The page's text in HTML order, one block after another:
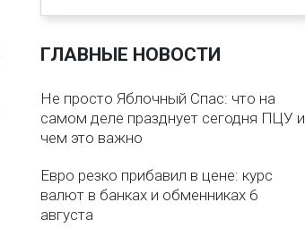
ГЛАВНЫЕ НОВОСТИ
Не просто Яблочный Спас: что на
самом деле празднует сегодня ПЦУ и
чем это важно
Евро резко прибавил в цене: курс
валют в банках и обменниках 6
августа